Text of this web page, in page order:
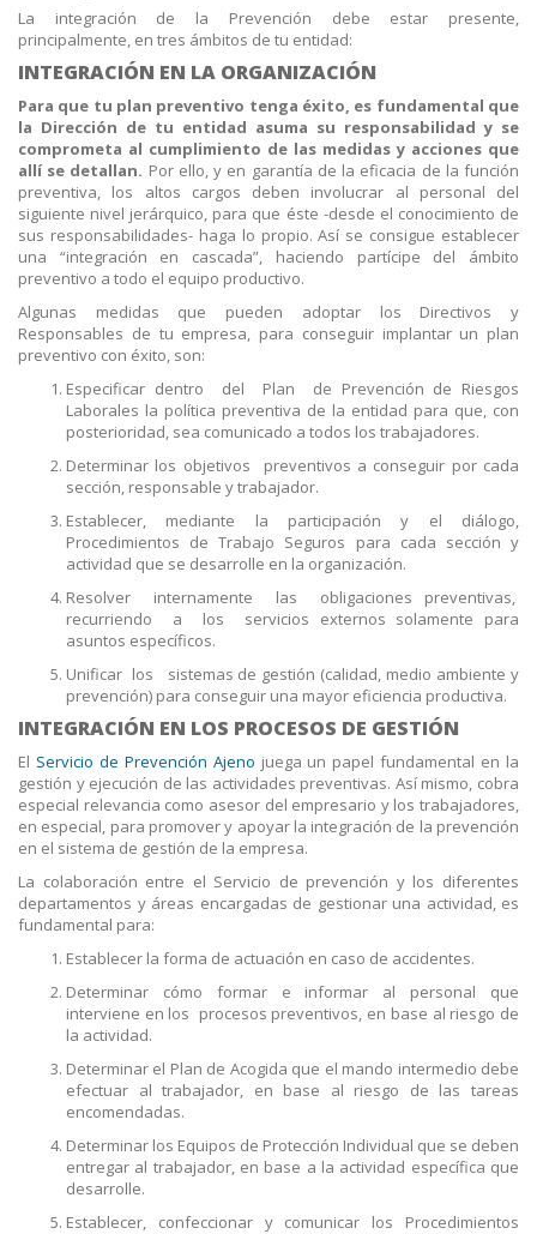
La integración de la Prevención debe estar presente,
principalmente, en tres ámbitos de tu entidad:
INTEGRACIÓN EN LA ORGANIZACIÓN
Para que tu plan preventivo tenga éxito, es fundamental que
la Dirección de tu entidad asuma su responsabilidad y se
comprometa al cumplimiento de las medidas y acciones que
allí se detallan. Por ello, y en garantía de la eficacia de la función
preventiva, los altos cargos deben involucrar al personal del
siguiente nivel jerárquico, para que éste -desde el conocimiento de
sus responsabilidades- haga lo propio. Así se consigue establecer
una “integración en cascada”, haciendo partícipe del ámbito
preventivo a todo el equipo productivo.
Algunas medidas que pueden adoptar los Directivos y
Responsables de tu empresa, para conseguir implantar un plan
preventivo con éxito, son:
Especificar dentro del Plan de Prevención de Riesgos
Laborales la política preventiva de la entidad para que, con
posterioridad, sea comunicado a todos los trabajadores.
Determinar los objetivos preventivos a conseguir por cada
sección, responsable y trabajador.
Establecer, mediante la participación y el diálogo,
Procedimientos de Trabajo Seguros para cada sección y
actividad que se desarrolle en la organización.
Resolver internamente las obligaciones preventivas,
recurriendo a los servicios externos solamente para
asuntos específicos.
Unificar los sistemas de gestión (calidad, medio ambiente y
prevención) para conseguir una mayor eficiencia productiva.
INTEGRACIÓN EN LOS PROCESOS DE GESTIÓN
El Servicio de Prevención Ajeno juega un papel fundamental en la
gestión y ejecución de las actividades preventivas. Así mismo, cobra
especial relevancia como asesor del empresario y los trabajadores,
en especial, para promover y apoyar la integración de la prevención
en el sistema de gestión de la empresa.
La colaboración entre el Servicio de prevención y los diferentes
departamentos y áreas encargadas de gestionar una actividad, es
fundamental para:
Establecer la forma de actuación en caso de accidentes.
Determinar cómo formar e informar al personal que
interviene en los procesos preventivos, en base al riesgo de
la actividad.
Determinar el Plan de Acogida que el mando intermedio debe
efectuar al trabajador, en base al riesgo de las tareas
encomendadas.
Determinar los Equipos de Protección Individual que se deben
entregar al trabajador, en base a la actividad específica que
desarrolle.
Establecer, confeccionar y comunicar los Procedimientos